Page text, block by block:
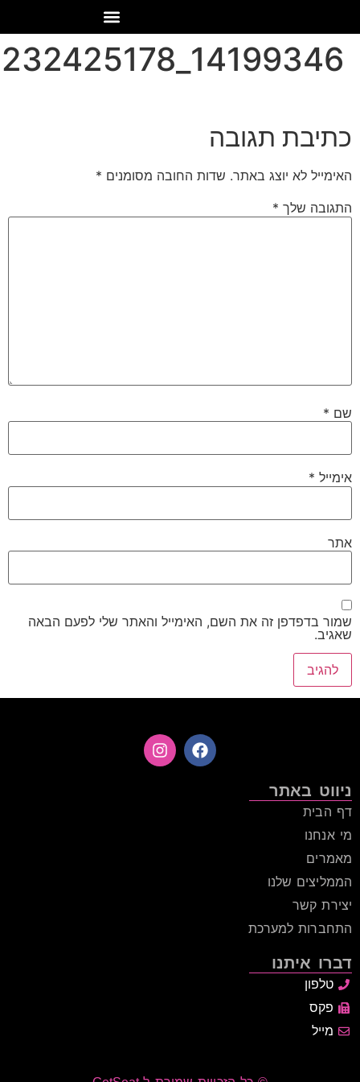
14199346_511051232425178_4688122830824467688_n
כתיבת תגובה
האימייל לא יוצג באתר. שדות החובה מסומנים *
התגובה שלך *
שם *
אימייל *
אתר
שמור בדפדפן זה את השם, האימייל והאתר שלי לפעם הבאה
שאגיב.
ניווט באתר
דף הבית
מי אנחנו
מאמרים
הממליצים שלנו
יצירת קשר
התחברות למערכת
דברו איתנו
טלפון
פקס
מייל